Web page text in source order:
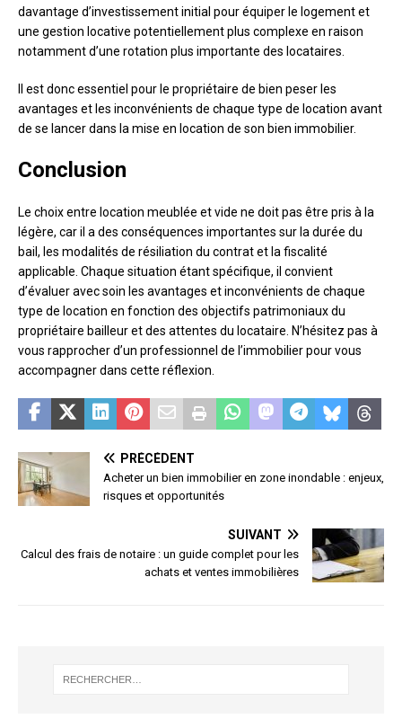
davantage d’investissement initial pour équiper le logement et
une gestion locative potentiellement plus complexe en raison
notamment d’une rotation plus importante des locataires.
Il est donc essentiel pour le propriétaire de bien peser les
avantages et les inconvénients de chaque type de location avant
de se lancer dans la mise en location de son bien immobilier.
Conclusion
Le choix entre location meublée et vide ne doit pas être pris à la
légère, car il a des conséquences importantes sur la durée du
bail, les modalités de résiliation du contrat et la fiscalité
applicable. Chaque situation étant spécifique, il convient
d’évaluer avec soin les avantages et inconvénients de chaque
type de location en fonction des objectifs patrimoniaux du
propriétaire bailleur et des attentes du locataire. N’hésitez pas à
vous rapprocher d’un professionnel de l’immobilier pour vous
accompagner dans cette réflexion.
PRÉCÉDENT
Acheter un bien immobilier en zone inondable : enjeux,
risques et opportunités
SUIVANT
Calcul des frais de notaire : un guide complet pour les
achats et ventes immobilières